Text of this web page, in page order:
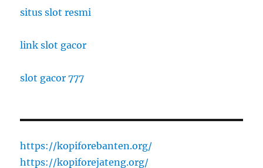
situs slot resmi
link slot gacor
slot gacor 777
https://kopiforebanten.org/
https://kopiforejateng.org/